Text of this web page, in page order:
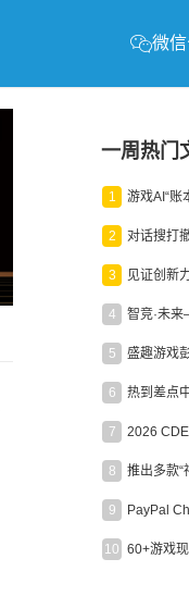
微
一周热门
1
2
3 见证创新
4
5
6 热到差点
7
8
9
10 60+游戏